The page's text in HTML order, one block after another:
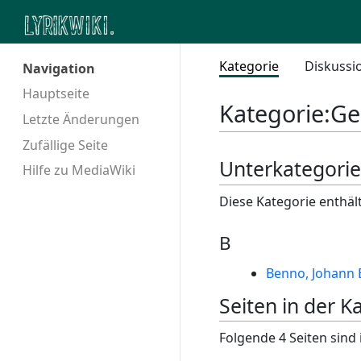
Navigation
Hauptseite
Letzte Änderungen
Zufällige Seite
Hilfe zu MediaWiki
Kategorie
Kategorie:
Diese Kategorie
B
Benno, Johann
Seiten in der
Folgende 4 Seiten